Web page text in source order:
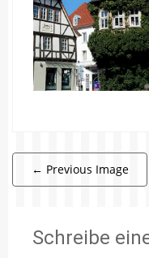
← Previous Image
Schreibe